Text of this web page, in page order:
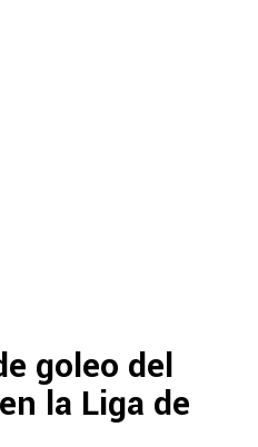
goleo del
la Liga de